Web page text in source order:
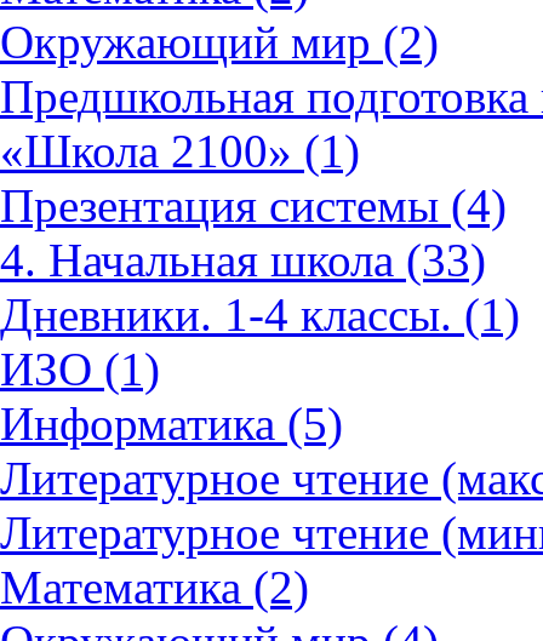
Окружающий мир (2)
Предшкольная
«Школа 2100» (1)
Презентация системы (4)
4. Начальная школа (33)
Дневники. 1-4 классы. (1)
ИЗО (1)
Информатика (5)
Литературное чтение
Литературное чтение
Математика (2)